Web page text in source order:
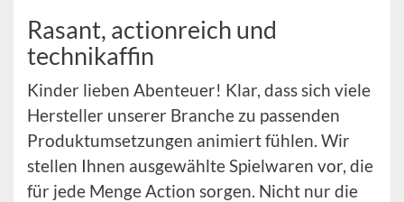
Rasant, actionreich und
technikaffin
Kinder lieben Abenteuer! Klar, dass sich viele
Hersteller unserer Branche zu passenden
Produktumsetzungen animiert fühlen. Wir
stellen Ihnen ausgewählte Spielwaren vor, die
für jede Menge Action sorgen. Nicht nur die